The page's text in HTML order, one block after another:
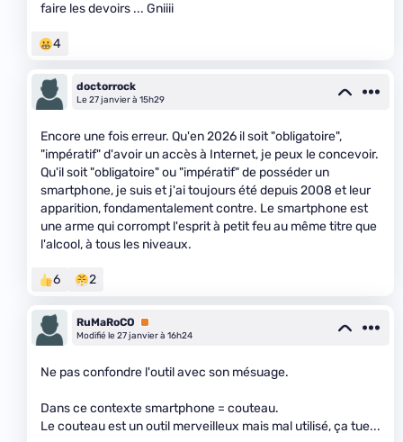
faire les devoirs ... Gniiii
4
doctorrock
Le 27 janvier à 15h29
Encore une fois erreur. Qu'en 2026 il soit "obligatoire",
"impératif" d'avoir un accès à Internet, je peux le concevoir.
Qu'il soit "obligatoire" ou "impératif" de posséder un
smartphone, je suis et j'ai toujours été depuis 2008 et leur
apparition, fondamentalement contre. Le smartphone est
une arme qui corrompt l'esprit à petit feu au même titre que
l'alcool, à tous les niveaux.
6 2
RuMaRoCO
Premium
Modifié le 27 janvier à 16h24
Ne pas confondre l'outil avec son mésuage.
Dans ce contexte smartphone = couteau.
Le couteau est un outil merveilleux mais mal utilisé, ça tue...